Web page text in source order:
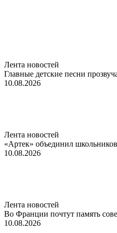
Лента новостей
Главные детские песни
10.08.2026
Лента новостей
«Артек» объединил
10.08.2026
Лента новостей
Во Франции почтут память
10.08.2026